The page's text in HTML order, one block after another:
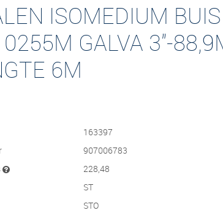
ISOMEDIUM BUIS
GALVA 3"-
6M
163397
907006783
228,48
ST
STO